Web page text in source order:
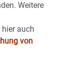
Weitere
hier auch
von